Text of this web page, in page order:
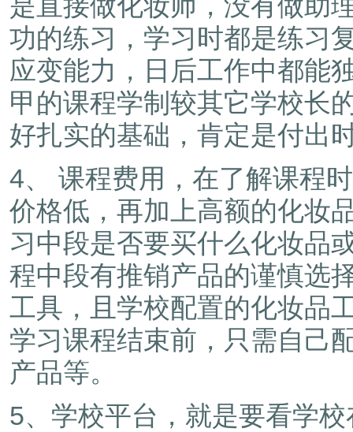
功的练习，学习时都是练习
应变能力，日后工作中都能
甲的课程学制较其它学校长
好扎实的基础，肯定是付出
4、 课程费用，在了解课程
价格低，再加上高额的化妆
习中段是否要买什么化妆品
程中段有推销产品的谨慎选
工具，且学校配置的化妆品
学习课程结束前，只需自己
产品等。
5、学校平台，就是要看学